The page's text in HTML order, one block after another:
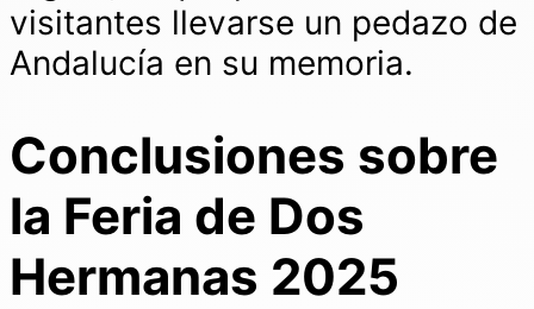
visitantes llevarse un pedazo de
Andalucía en su memoria.
Conclusiones sobre
la Feria de Dos
Hermanas 2025